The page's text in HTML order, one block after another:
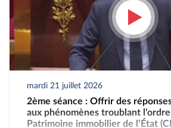
mardi 21 juillet 2026
2ème séance : Offrir des
aux phénomènes troublant
Patrimoine immobilier de l’État